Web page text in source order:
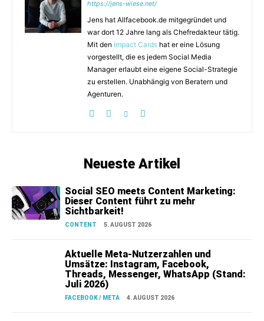
https://jens-wiese.net/
Jens hat Allfacebook.de mitgegründet und
war dort 12 Jahre lang als Chefredakteur tätig.
Mit den Impact Cards hat er eine Lösung
vorgestellt, die es jedem Social Media
Manager erlaubt eine eigene Social-Strategie
zu erstellen. Unabhängig von Beratern und
Agenturen.
Neueste Artikel
Social SEO meets Content Marketing:
Dieser Content führt zu mehr
Sichtbarkeit!
CONTENT 5. AUGUST 2026
Aktuelle Meta-Nutzerzahlen und
Umsätze: Instagram, Facebook,
Threads, Messenger, WhatsApp (Stand:
Juli 2026)
FACEBOOK / META 4. AUGUST 2026